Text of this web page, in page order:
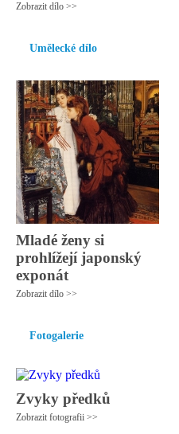
Zobrazit dílo >>
Umělecké dílo
Mladé ženy si
prohlížejí japonský
exponát
Zobrazit dílo >>
Fotogalerie
Zvyky předků
Zobrazit fotografii >>